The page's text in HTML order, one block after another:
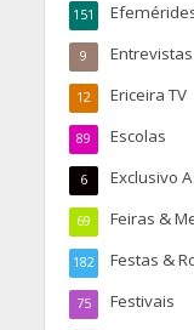
151
Entrevistas
9
Ericeira TV
12
Escolas
89
Exclusivo
6
Feiras &
69
Festas &
182
Festivais
75